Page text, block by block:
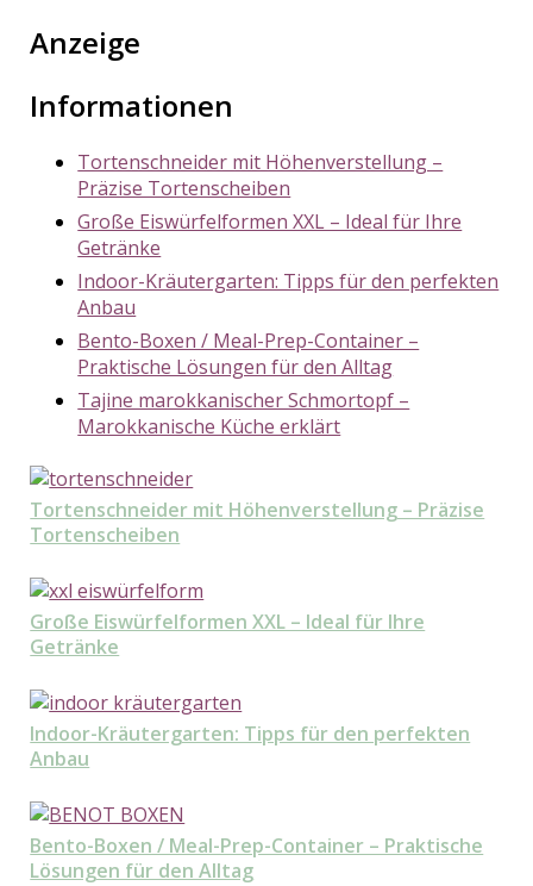
Anzeige
Informationen
Tortenschneider mit Höhenverstellung –
Präzise Tortenscheiben
Große Eiswürfelformen XXL – Ideal für Ihre
Getränke
Indoor-Kräutergarten: Tipps für den perfekten
Anbau
Bento-Boxen / Meal-Prep-Container –
Praktische Lösungen für den Alltag
Tajine marokkanischer Schmortopf –
Marokkanische Küche erklärt
Tortenschneider mit Höhenverstellung – Präzise
Tortenscheiben
Große Eiswürfelformen XXL – Ideal für Ihre
Getränke
Indoor-Kräutergarten: Tipps für den perfekten
Anbau
Bento-Boxen / Meal-Prep-Container – Praktische
Lösungen für den Alltag